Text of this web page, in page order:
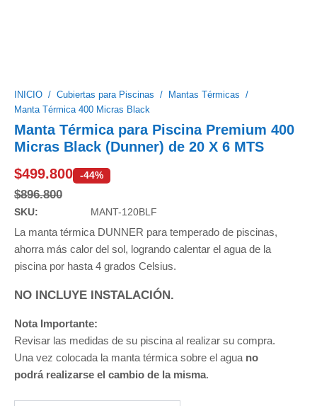
INICIO/ Cubiertas para Piscinas / Mantas Térmicas /
Manta Térmica 400 Micras Black
Manta Térmica para Piscina Premium 400
Micras Black (Dunner) de 20 X 6 MTS
$499.800 -44%
$896.800
SKU: MANT-120BLF
La manta térmica DUNNER para temperado de piscinas,
ahorra más calor del sol, logrando calentar el agua de la
piscina por hasta 4 grados Celsius.
NO INCLUYE INSTALACIÓN.
Nota Importante:
Revisar las medidas de su piscina al realizar su compra.
Una vez colocada la manta térmica sobre el agua no
podrá realizarse el cambio de la misma.